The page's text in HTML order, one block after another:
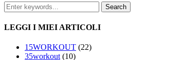
LEGGI I MIEI ARTICOLI
15WORKOUT (22)
35workout(10)